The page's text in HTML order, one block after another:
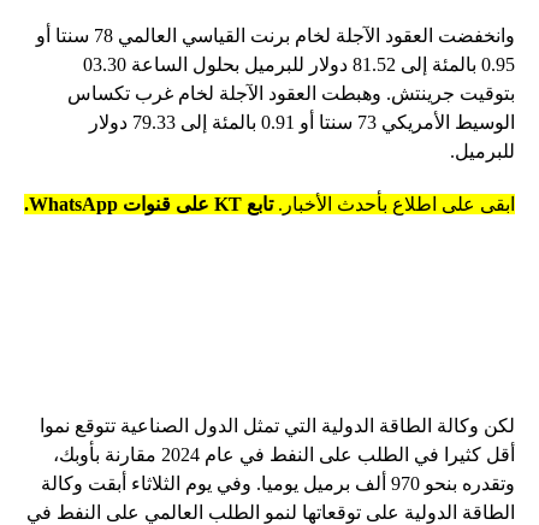
وانخفضت العقود الآجلة لخام برنت القياسي العالمي 78 سنتا أو
0.95 بالمئة إلى 81.52 دولار للبرميل بحلول الساعة 03.30
بتوقيت جرينتش. وهبطت العقود الآجلة لخام غرب تكساس
الوسيط الأمريكي 73 سنتا أو 0.91 بالمئة إلى 79.33 دولار
للبرميل.
ابقى على اطلاع بأحدث الأخبار.تابع KT على قنوات WhatsApp.
لكن وكالة الطاقة الدولية التي تمثل الدول الصناعية تتوقع نموا
أقل كثيرا في الطلب على النفط في عام 2024 مقارنة بأوبك،
وتقدره بنحو 970 ألف برميل يوميا. وفي يوم الثلاثاء أبقت وكالة
الطاقة الدولية على توقعاتها لنمو الطلب العالمي على النفط في